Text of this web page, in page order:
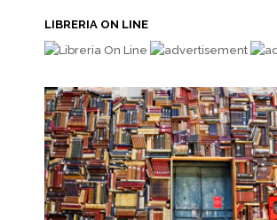
LIBRERIA ON LINE